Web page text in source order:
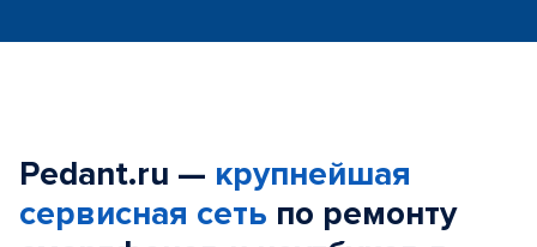
Pedant.ru — крупнейшая
сервисная сеть по ремонту